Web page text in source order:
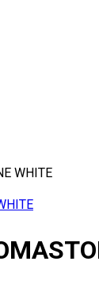
WHITE